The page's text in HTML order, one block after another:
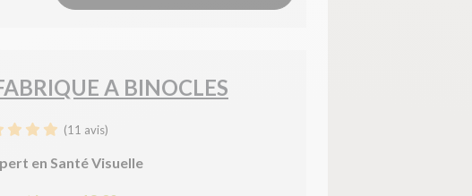
A BINOCLES
(11 avis)
en Santé Visuelle